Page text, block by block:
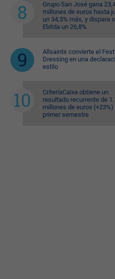
Grupo San José gana
millones de euros hasta
un 34,5% más, y dispara
Ebitda un 26,8%
Allsaints convierte el
Dressing en una
estilo
CriteriaCaixa obtiene un
resultado recurrente de
millones de euros (+23%)
primer semestre